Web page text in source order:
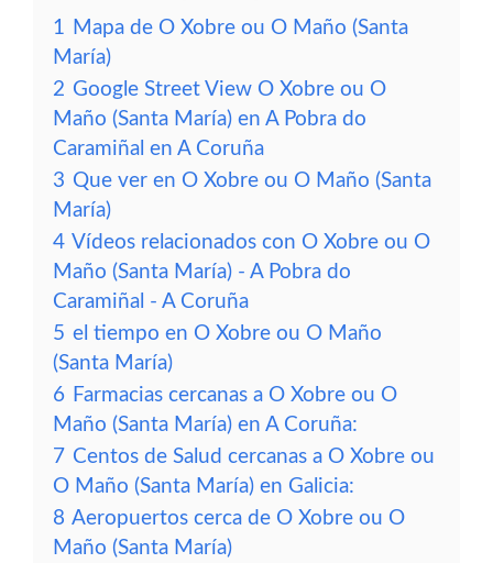
1 Mapa de O Xobre ou O Maño (Santa
María)
2 Google Street View O Xobre ou O
Maño (Santa María) en A Pobra do
Caramiñal en A Coruña
3 Que ver en O Xobre ou O Maño (Santa
María)
4 Vídeos relacionados con O Xobre ou O
Maño (Santa María) - A Pobra do
Caramiñal - A Coruña
5 el tiempo en O Xobre ou O Maño
(Santa María)
6 Farmacias cercanas a O Xobre ou O
Maño (Santa María) en A Coruña:
7 Centos de Salud cercanas a O Xobre ou
O Maño (Santa María) en Galicia:
8 Aeropuertos cerca de O Xobre ou O
Maño (Santa María)